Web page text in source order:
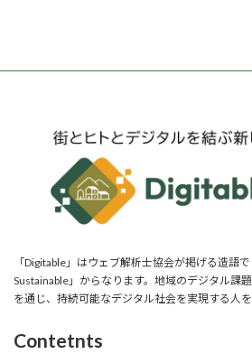
「Digitable」はウェブ解析士協会が掲げる造語
Sustainable」からなります。地域のデジタル課
を通じ、持続可能なデジタル社会を実現する人を
Contetnts